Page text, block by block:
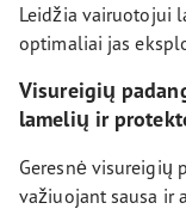
Leidžia vairuotojui
optimaliai jas
Visureigių
lamelių ir
Geresnė visureigių
važiuojant sausa ir